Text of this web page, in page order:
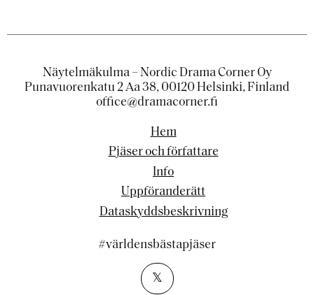
Näytelmäkulma – Nordic Drama Corner Oy
Punavuorenkatu 2 Aa 38, 00120 Helsinki, Finland
office@dramacorner.fi
Hem
Pjäser och författare
Info
Uppföranderätt
Dataskyddsbeskrivning
#världensbästapjäser
𝕏